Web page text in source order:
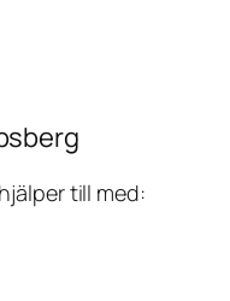
till med: